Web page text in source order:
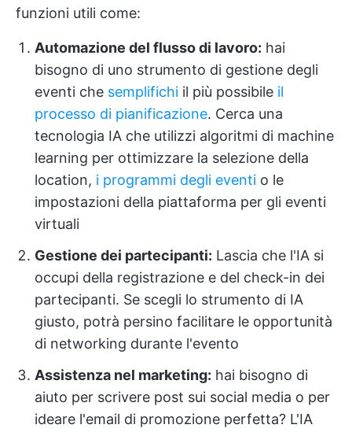
funzioni utili come:
Automazione del flusso di lavoro: hai
bisogno di uno strumento di gestione degli
eventi che semplifichi il più possibile il
processo di pianificazione. Cerca una
tecnologia IA che utilizzi algoritmi di machine
learning per ottimizzare la selezione della
location, i programmi degli eventi o le
impostazioni della piattaforma per gli eventi
virtuali
Gestione dei partecipanti: Lascia che l'IA si
occupi della registrazione e del check-in dei
partecipanti. Se scegli lo strumento di IA
giusto, potrà persino facilitare le opportunità
di networking durante l'evento
Assistenza nel marketing: hai bisogno di
aiuto per scrivere post sui social media o per
ideare l'email di promozione perfetta? L'IA